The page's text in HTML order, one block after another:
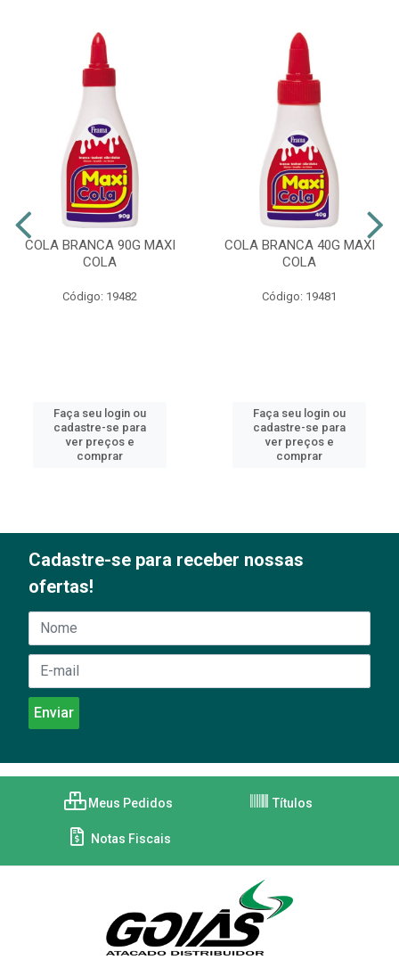
COLA BRANCA 90G MAXI
COLA
Código: 19482
Faça seu login ou
cadastre-se para
ver preços e
comprar
COLA BRANCA 40G MAXI
COLA
Código: 19481
Faça seu login ou
cadastre-se para
ver preços e
comprar
Cadastre-se para receber nossas
ofertas!
Meus Pedidos Títulos
Notas Fiscais